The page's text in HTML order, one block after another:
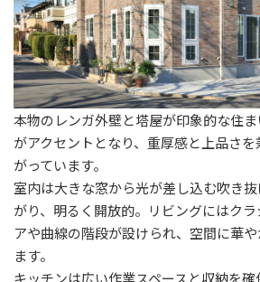
本物のレンガ外壁と塔屋が印象的な住
がアクセントとなり、重厚感と上品さ
がっています。
室内は大きな窓から光が差し込む吹き
がり、明るく開放的。リビングにはク
アや曲線の階段が設けられ、空間に華
ます。
キッチンは広い作業スペースと収納を